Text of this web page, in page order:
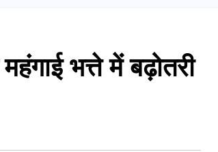
भत्ते में बढ़ोतरी